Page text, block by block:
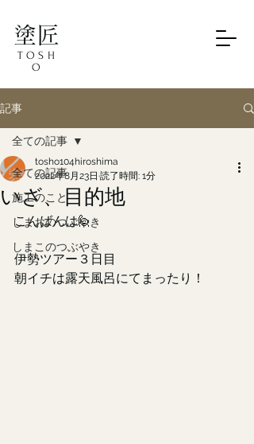
塗匠
TOSH
O
記事
全ての記事
施工のこと
しまおのつぶやき
しまこのつぶやき
全ての記事
いざ、目的地
tosho104hiroshima
2022年8月23日 読了時間: 1分
こんばんは🙋
伊勢ツアー３日目
朝イチは露天風呂にてまったり！